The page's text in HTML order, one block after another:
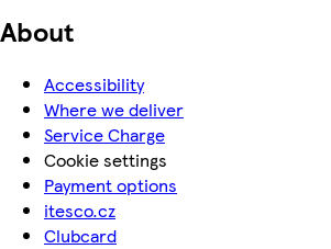
About
Accessibility
Where we deliver
Service Charge
Cookie settings
Payment options
itesco.cz
Clubcard